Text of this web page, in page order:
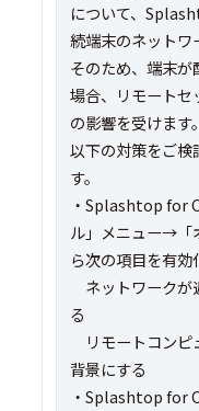
について、
続端末のネットワ
そのため、端末が
場合、リモートセ
の影響を受けます。
以下の対策をご検
す。
・Splashtop for
ル」メニュー→「
ら次の項目を有効
ネットワークが
る
リモートコンピ
背景にする
・Splashtop for